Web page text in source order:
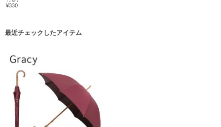
¥330
最近チェックしたアイテム